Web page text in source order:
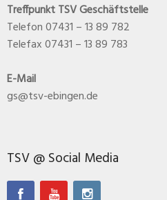
Treffpunkt TSV Geschäftstelle
Telefon 07431 – 13 89 782
Telefax 07431 – 13 89 783
E-Mail
gs@tsv-ebingen.de
TSV @ Social Media